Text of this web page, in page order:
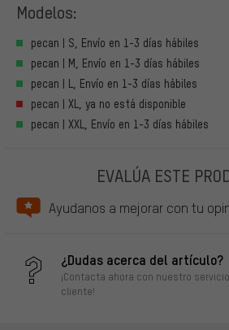
Modelos:
pecan | S, Envío en 1-3 días hábiles
pecan | M, Envío en 1-3 días hábiles
pecan | L, Envío en 1-3 días hábiles
pecan | XL, ya no está disponible
pecan | XXL, Envío en 1-3 días hábiles
EVALÚA ESTE
Ayudanos a mejorar con tu
¿Dudas acerca del artículo?
¡Contacta ahora con nuestro
cliente!